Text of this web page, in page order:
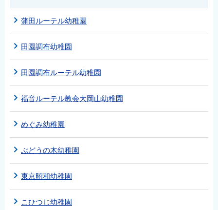
蒲田ルーテル幼稚園
田園調布幼稚園
田園調布ルーテル幼稚園
福音ルーテル教会大岡山幼稚園
めぐみ幼稚園
ぶどうの木幼稚園
東京昭和幼稚園
こひつじ幼稚園